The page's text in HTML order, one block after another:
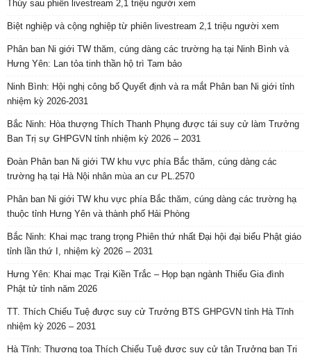
Thúy sau phiên livestream 2,1 triệu người xem
Biệt nghiệp và cộng nghiệp từ phiên livestream 2,1 triệu người xem
Phân ban Ni giới TW thăm, cúng dàng các trường hạ tại Ninh Bình và
Hưng Yên: Lan tỏa tinh thần hộ trì Tam bảo
Ninh Bình: Hội nghị công bố Quyết định và ra mắt Phân ban Ni giới tỉnh
nhiệm kỳ 2026-2031
Bắc Ninh: Hòa thượng Thích Thanh Phụng được tái suy cử làm Trưởng
Ban Trị sự GHPGVN tỉnh nhiệm kỳ 2026 – 2031
Đoàn Phân ban Ni giới TW khu vực phía Bắc thăm, cúng dàng các
trường hạ tại Hà Nội nhân mùa an cư PL.2570
Phân ban Ni giới TW khu vực phía Bắc thăm, cúng dàng các trường hạ
thuộc tỉnh Hưng Yên và thành phố Hải Phòng
Bắc Ninh: Khai mạc trang trọng Phiên thứ nhất Đại hội đại biểu Phật giáo
tỉnh lần thứ I, nhiệm kỳ 2026 – 2031
Hưng Yên: Khai mạc Trại Kiền Trắc – Họp bạn ngành Thiếu Gia đình
Phật tử tỉnh năm 2026
TT. Thích Chiếu Tuệ được suy cử Trưởng BTS GHPGVN tỉnh Hà Tĩnh
nhiệm kỳ 2026 – 2031
Hà Tĩnh: Thượng tọa Thích Chiếu Tuệ được suy cử tân Trưởng ban Trị